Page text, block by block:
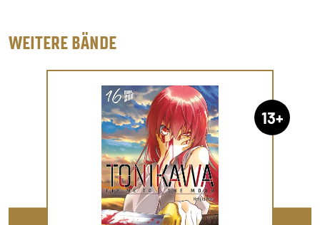
WEITERE BÄNDE
13+